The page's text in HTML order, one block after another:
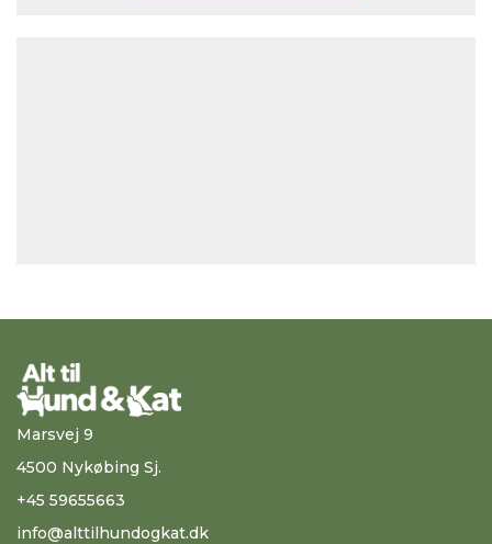
Marsvej 9
4500 Nykøbing Sj.
+45 59655663
info@alttilhundogkat.dk